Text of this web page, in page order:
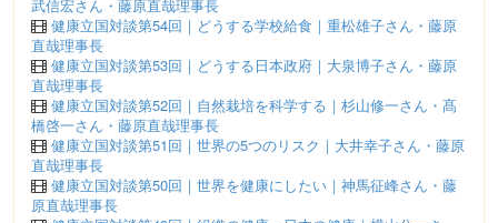
武信宏さん・藤原直哉理事長
健康立国対談第54回｜どうする学校給食｜重松雄子さん・藤原
直哉理事長
健康立国対談第53回｜どうする日本政府｜大泉博子さん・藤原
直哉理事長
健康立国対談第52回｜自然栽培を科学する｜杉山修一さん・髙
橋啓一さん・藤原直哉理事長
健康立国対談第51回｜世界の5つのリスク｜大井幸子さん・藤原
直哉理事長
健康立国対談第50回｜世界を健康にしたい｜神馬征峰さん・藤
原直哉理事長